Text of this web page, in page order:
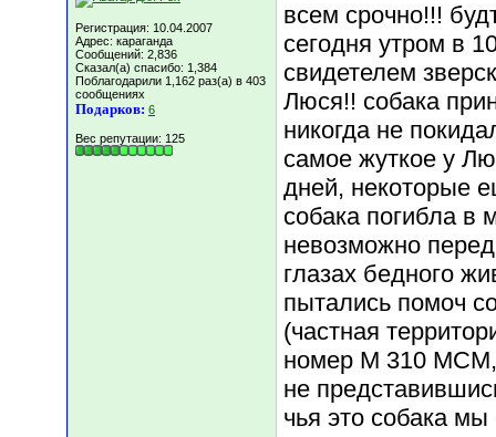
Регистрация: 10.04.2007
Адрес: караганда
Сообщений: 2,836
Сказал(а) спасибо: 1,384
Поблагодарили 1,162 раз(а) в 403
сообщениях
Подарков: 6
Вес репутации: 125
всем срочно!!!
сегодня утром в
свидетелем
Люся!! собака
никогда не
самое жуткое у
дней, некоторые
собака погибла в
невозможно
глазах бедного
пытались помоч
(частная
номер M 310
не
чья это собака мы